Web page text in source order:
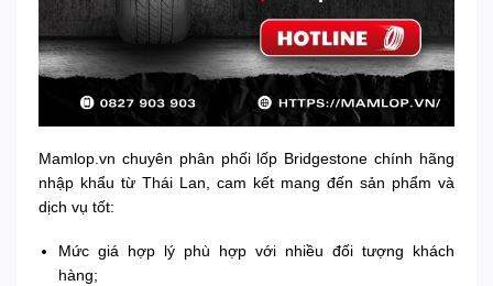
Mamlop.vn chuyên phân phối lốp Bridgestone chính hãng
nhập khẩu từ Thái Lan, cam kết mang đến sản phẩm và
dịch vụ tốt:
Mức giá hợp lý phù hợp với nhiều đối tượng khách
hàng;